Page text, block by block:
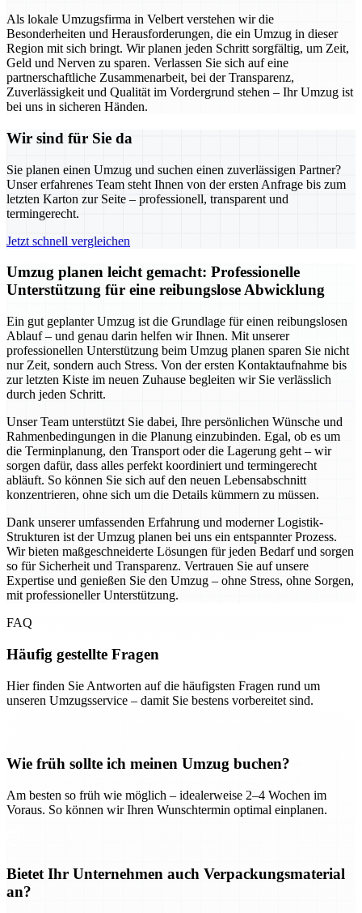
Als lokale Umzugsfirma in Velbert verstehen wir die
Besonderheiten und Herausforderungen, die ein Umzug in dieser
Region mit sich bringt. Wir planen jeden Schritt sorgfältig, um Zeit,
Geld und Nerven zu sparen. Verlassen Sie sich auf eine
partnerschaftliche Zusammenarbeit, bei der Transparenz,
Zuverlässigkeit und Qualität im Vordergrund stehen – Ihr Umzug ist
bei uns in sicheren Händen.
Wir sind für Sie da
Sie planen einen Umzug und suchen einen zuverlässigen Partner?
Unser erfahrenes Team steht Ihnen von der ersten Anfrage bis zum
letzten Karton zur Seite – professionell, transparent und
termingerecht.
Jetzt schnell vergleichen
Umzug planen leicht gemacht: Professionelle
Unterstützung für eine reibungslose Abwicklung
Ein gut geplanter Umzug ist die Grundlage für einen reibungslosen
Ablauf – und genau darin helfen wir Ihnen. Mit unserer
professionellen Unterstützung beim Umzug planen sparen Sie nicht
nur Zeit, sondern auch Stress. Von der ersten Kontaktaufnahme bis
zur letzten Kiste im neuen Zuhause begleiten wir Sie verlässlich
durch jeden Schritt.
Unser Team unterstützt Sie dabei, Ihre persönlichen Wünsche und
Rahmenbedingungen in die Planung einzubinden. Egal, ob es um
die Terminplanung, den Transport oder die Lagerung geht – wir
sorgen dafür, dass alles perfekt koordiniert und termingerecht
abläuft. So können Sie sich auf den neuen Lebensabschnitt
konzentrieren, ohne sich um die Details kümmern zu müssen.
Dank unserer umfassenden Erfahrung und moderner Logistik-
Strukturen ist der Umzug planen bei uns ein entspannter Prozess.
Wir bieten maßgeschneiderte Lösungen für jeden Bedarf und sorgen
so für Sicherheit und Transparenz. Vertrauen Sie auf unsere
Expertise und genießen Sie den Umzug – ohne Stress, ohne Sorgen,
mit professioneller Unterstützung.
FAQ
Häufig gestellte Fragen
Hier finden Sie Antworten auf die häufigsten Fragen rund um
unseren Umzugsservice – damit Sie bestens vorbereitet sind.
Wie früh sollte ich meinen Umzug buchen?
Am besten so früh wie möglich – idealerweise 2–4 Wochen im
Voraus. So können wir Ihren Wunschtermin optimal einplanen.
Bietet Ihr Unternehmen auch Verpackungsmaterial
an?